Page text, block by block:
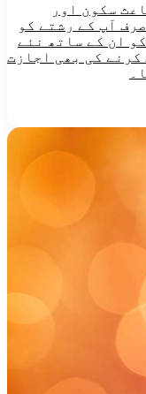
سکون اور
آپ کے رشتے کو
ان کے ساتھ نئے
کرنے کی بھی اجازت